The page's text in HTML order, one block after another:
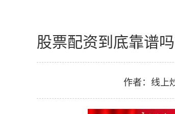
股票配资到底靠谱
作者：线上